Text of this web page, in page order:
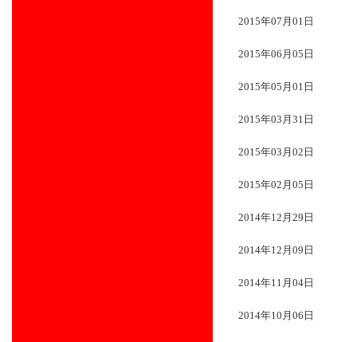
2015年07月01日
2015年06月05日
2015年05月01日
2015年03月31日
2015年03月02日
2015年02月05日
2014年12月29日
2014年12月09日
2014年11月04日
2014年10月06日